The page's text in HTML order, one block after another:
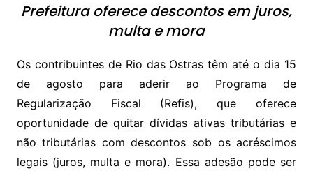
Prefeitura oferece descontos em juros,
multa e mora
Os contribuintes de Rio das Ostras têm até o dia 15
de agosto para aderir ao Programa de
Regularização Fiscal (Refis), que oferece
oportunidade de quitar dívidas ativas tributárias e
não tributárias com descontos sob os acréscimos
legais (juros, multa e mora). Essa adesão pode ser